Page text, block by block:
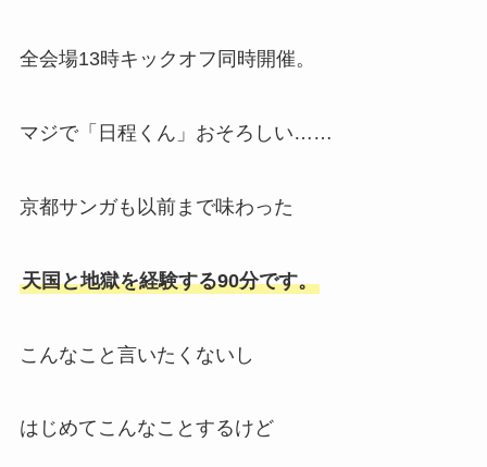
全会場13時キックオフ同時開催。
マジで「日程くん」おそろしい……
京都サンガも以前まで味わった
天国と地獄を経験する90分です。
こんなこと言いたくないし
はじめてこんなことするけど